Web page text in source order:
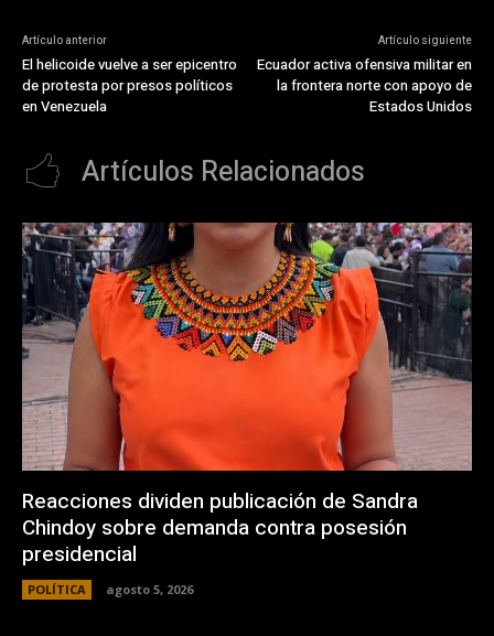
Artículo anterior
El helicoide vuelve a ser epicentro
de protesta por presos políticos
en Venezuela
Artículo siguiente
Ecuador activa ofensiva militar en
la frontera norte con apoyo de
Estados Unidos
Artículos Relacionados
Reacciones dividen publicación de Sandra
Chindoy sobre demanda contra posesión
presidencial
POLÍTICA agosto 5, 2026